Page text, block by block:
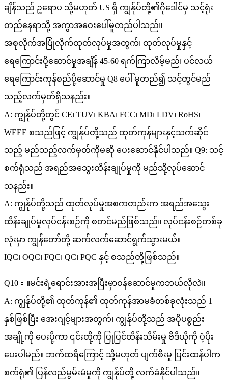
ချိန်သည် ဥရောပ သို့မဟုတ် US ရှိ ကျွန်ုပ်တို့၏ဂိုဒေါင်မှ သင့်ရုံး
တည်နေရာသို့ အကွာအဝေးပေါ်မူတည်ပါသည်။
အစုလိုက်အပြုံလိုက်ထုတ်လုပ်မှုအတွက်၊ ထုတ်လုပ်မှုနှင့်
ရေကြောင်းပို့ဆောင်မှုအချိန် 45-60 ရက်ကြာလိမ့်မည်၊ ပင်လယ်
ရေကြောင်းကုန်စည်ပို့ဆောင်မှု Q8 ပေါ် မူတည်၍ သင့်တွင်မည်
သည့်လက်မှတ်ရှိသနည်း။
A: ကျွန်ုပ်တို့တွင် CE၊ TUV၊ KBA၊ FCC၊ MD၊ LDV၊ RoHS၊
WEEE စသည်ဖြင့် ကျွန်ုပ်တို့သည် ထုတ်ကုန်များနှင့်သက်ဆိုင်
သည့် မည်သည့်လက်မှတ်ကိုမဆို ပေးဆောင်နိုင်ပါသည်။ Q9: သင့်
စက်ရုံသည် အရည်အသွေးထိန်းချုပ်မှုကို မည်သို့လုပ်ဆောင်
သနည်း။
A: ကျွန်ုပ်တို့သည် ထုတ်လုပ်မှုအစကတည်းက အရည်အသွေး
ထိန်းချုပ်မှုလုပ်ငန်းစဉ်ကို စတင်မည်ဖြစ်သည်။ လုပ်ငန်းစဉ်တစ်ခု
လုံးမှာ ကျွန်တော်တို့ ဆက်လက်ဆောင်ရွက်သွားမယ်။
IQC၊ OQC၊ FQC၊ QC၊ PQC နှင့် စသည်တို့ဖြစ်သည်။
Q10：။မင်းရဲ့ရောင်းအားအပြီးမှာဝန်ဆောင်မှုကဘယ်လိုလဲ။
A: ကျွန်ုပ်တို့၏ ထုတ်ကုန်၏ ထုတ်ကုန်အာမခံတစ်ခုလုံးသည် 1
နှစ်ဖြစ်ပြီး အေးဂျင့်များအတွက်၊ ကျွန်ုပ်တို့သည် အပိုပစ္စည်း
အချို့ကို ပေးပို့ကာ ၎င်းတို့ကို ပြုပြင်ထိန်းသိမ်းမှု ဗီဒီယိုကို ပံ့ပိုး
ပေးပါမည်။ ဘက်ထရီကြောင့် သို့မဟုတ် ပျက်စီးမှု ပြင်းထန်ပါက
စက်ရုံ၏ ပြန်လည်မွမ်းမံမှုကို ကျွန်ုပ်တို့ လက်ခံနိုင်ပါသည်။